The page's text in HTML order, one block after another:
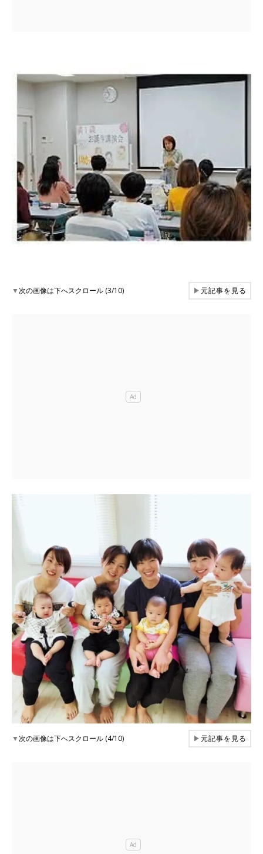
▼次の画像は下へスクロール (3/10) ▶元記事を見る
▼次の画像は下へスクロール (4/10) ▶元記事を見る